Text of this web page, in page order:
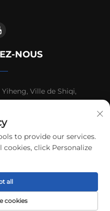
NOUS
Yiheng, Ville de Shiqi,
co.,ltd. Tous
to provide our services.
click Personalize
cookies
all